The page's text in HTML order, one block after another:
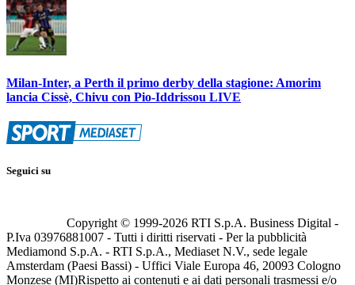
Milan-Inter, a Perth il primo derby della stagione: Amorim
lancia Cissè, Chivu con Pio-Iddrissou LIVE
Seguici su
Copyright © 1999-2026 RTI S.p.A. Business Digital -
P.Iva 03976881007 - Tutti i diritti riservati - Per la pubblicità
Mediamond S.p.A. - RTI S.p.A., Mediaset N.V., sede legale
Amsterdam (Paesi Bassi) - Uffici Viale Europa 46, 20093 Cologno
Monzese (MI)Rispetto ai contenuti e ai dati personali trasmessi e/o